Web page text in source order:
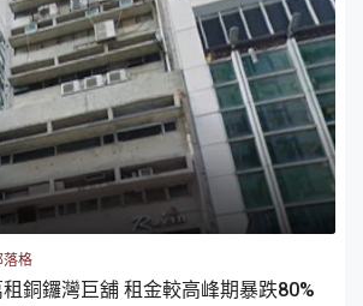
落格
銅鑼灣巨舖 租金較高峰期暴跌80%